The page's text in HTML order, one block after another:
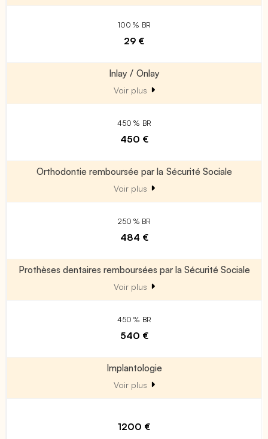
100 % BR
29 €
Inlay / Onlay
Voir plus
450 % BR
450 €
Orthodontie remboursée par la Sécurité Sociale
Voir plus
250 % BR
484 €
Prothèses dentaires remboursées par la Sécurité Sociale
Voir plus
450 % BR
540 €
Implantologie
Voir plus
1200 €